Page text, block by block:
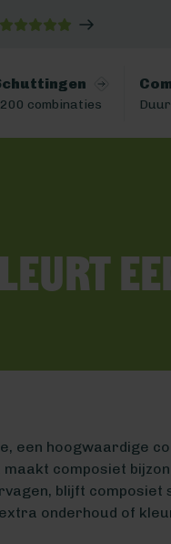
combinaties
een hoogwaardige
maakt composiet
blijft composiet
onderhoud of